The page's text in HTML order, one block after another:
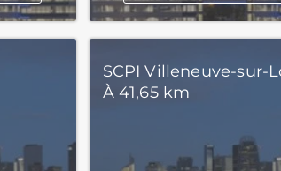
SCPI Villeneuve-sur-
À 41,65 km